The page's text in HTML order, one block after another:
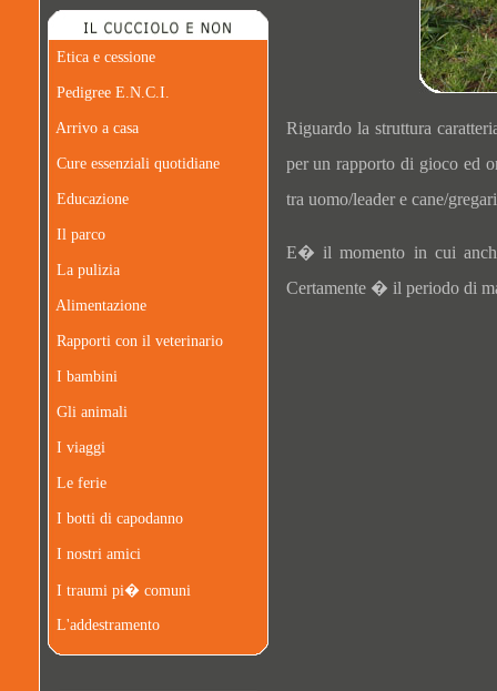
Etica e cessione
Pedigree E.N.C.I.
Arrivo a casa
Cure essenziali quotidiane
Educazione
Il parco
La pulizia
Alimentazione
Rapporti con il veterinario
I bambini
Gli animali
I viaggi
Le ferie
I botti di capodanno
I nostri amici
I traumi pi� comuni
L'addestramento
Riguardo la struttura
per un rapporto di gioco ed
tra uomo/leader e cane/
E� il momento in cui
Certamente � il periodo di